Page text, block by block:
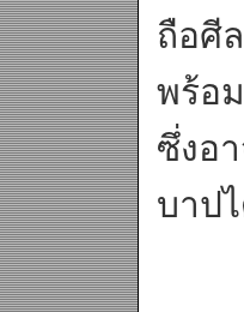
ถือศี
พร้อ
ซึ่งอ
บาป
เกี่